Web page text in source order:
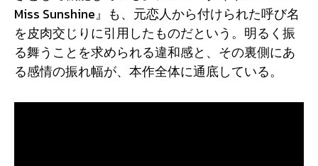
Miss Sunshine』も、元恋人から付けられた呼び名
を皮肉交じりに引用したものだという。明るく振
る舞うことを求められる違和感と、その裏側にあ
る感情の振れ幅が、本作全体に通底している。